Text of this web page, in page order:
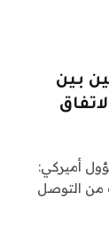
بين
“مسؤول أميركي:
من التوصل